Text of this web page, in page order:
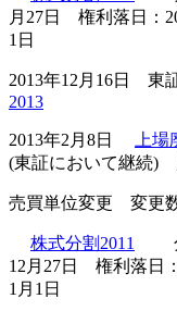
月27日 権利落日：
1日
2013年12月16日 東
2013
2013年2月8日 上場
(東証において継続)
売買単位変更 変更
株式分割2011
12月27日 権利落日
1月1日